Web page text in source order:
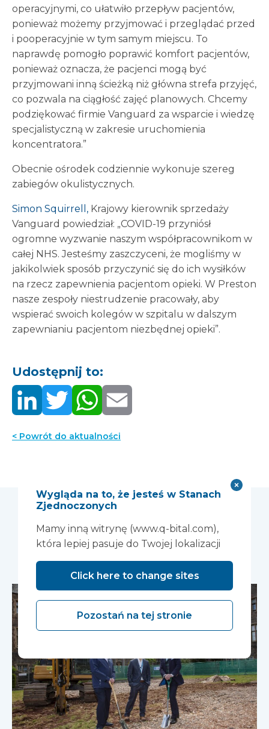
operacyjnymi, co ułatwiło przepływ pacjentów,
ponieważ możemy przyjmować i przeglądać przed
i pooperacyjnie w tym samym miejscu. To
naprawdę pomogło poprawić komfort pacjentów,
ponieważ oznacza, że pacjenci mogą być
przyjmowani inną ścieżką niż główna strefa przyjęć,
co pozwala na ciągłość zajęć planowych. Chcemy
podziękować firmie Vanguard za wsparcie i wiedzę
specjalistyczną w zakresie uruchomienia
koncentratora.”
Obecnie ośrodek codziennie wykonuje szereg
zabiegów okulistycznych.
Simon Squirrell, Krajowy kierownik sprzedaży
Vanguard powiedział: „COVID-19 przyniósł
ogromne wyzwanie naszym współpracownikom w
całej NHS. Jesteśmy zaszczyceni, że mogliśmy w
jakikolwiek sposób przyczynić się do ich wysiłków
na rzecz zapewnienia pacjentom opieki. W Preston
nasze zespoły niestrudzenie pracowały, aby
wspierać swoich kolegów w szpitalu w dalszym
zapewnianiu pacjentom niezbędnej opieki”.
Udostępnij to:
< Powrót do aktualności
Może Ci się
spodobać...
Wygląda na to, że jesteś w Stanach
Zjednoczonych
Mamy inną witrynę (www.q-bital.com),
która lepiej pasuje do Twojej lokalizacji
Click here to change sites
Pozostań na tej stronie